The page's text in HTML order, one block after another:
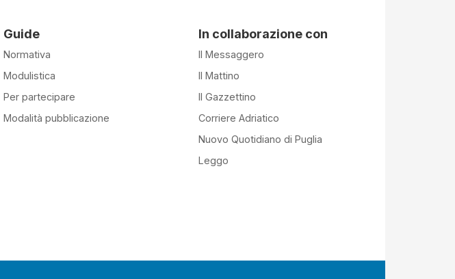
Guide
Normativa
Modulistica
Per partecipare
Modalità pubblicazione
In collaborazione con
Il Messaggero
Il Mattino
Il Gazzettino
Corriere Adriatico
Nuovo Quotidiano di Puglia
Leggo